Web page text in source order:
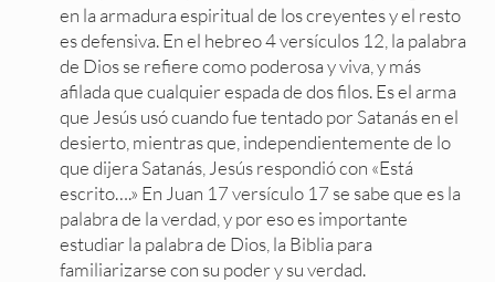
en la armadura espiritual de los creyentes y el resto
es defensiva. En el hebreo 4 versículos 12, la palabra
de Dios se refiere como poderosa y viva, y más
afilada que cualquier espada de dos filos. Es el arma
que Jesús usó cuando fue tentado por Satanás en el
desierto, mientras que, independientemente de lo
que dijera Satanás, Jesús respondió con «Está
escrito….» En Juan 17 versículo 17 se sabe que es la
palabra de la verdad, y por eso es importante
estudiar la palabra de Dios, la Biblia para
familiarizarse con su poder y su verdad.